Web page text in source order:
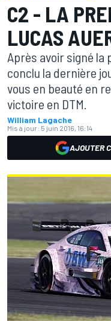
C2 - LA
LUCAS
Après avoir signé la
conclu la dernière
vous en beauté en
victoire en DTM.
William Lagache
Mis à jour: 5 juin 2016, 16:14
AJOUTER